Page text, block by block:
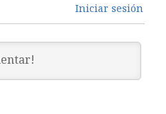
Iniciar sesión